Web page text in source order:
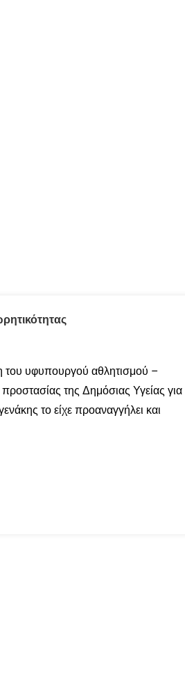
του υφυπουργού αθλητισμού –
της Δημόσιας Υγείας για
το είχε προαναγγήλει και